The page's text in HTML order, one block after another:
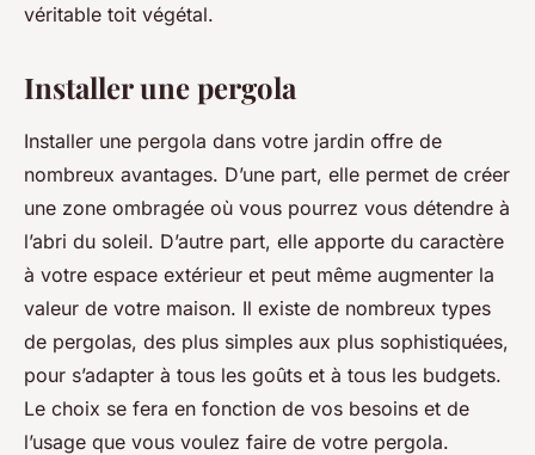
véritable toit végétal.
Installer une pergola
Installer une pergola dans votre jardin offre de
nombreux avantages. D’une part, elle permet de créer
une zone ombragée où vous pourrez vous détendre à
l’abri du soleil. D’autre part, elle apporte du caractère
à votre espace extérieur et peut même augmenter la
valeur de votre maison. Il existe de nombreux types
de pergolas, des plus simples aux plus sophistiquées,
pour s’adapter à tous les goûts et à tous les budgets.
Le choix se fera en fonction de vos besoins et de
l’usage que vous voulez faire de votre pergola.